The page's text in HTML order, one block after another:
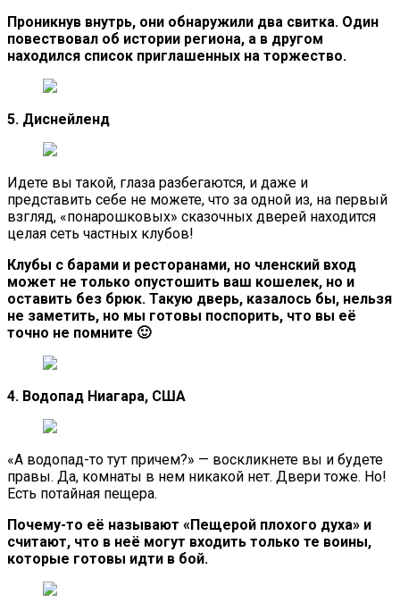
Проникнув внутрь, они обнаружили два свитка. Один
повествовал об истории региона, а в другом
находился список приглашенных на торжество.
5. Диснейленд
Идете вы такой, глаза разбегаются, и даже и
представить себе не можете, что за одной из, на первый
взгляд, «понарошковых» сказочных дверей находится
целая сеть частных клубов!
Клубы с барами и ресторанами, но членский вход
может не только опустошить ваш кошелек, но и
оставить без брюк. Такую дверь, казалось бы, нельзя
не заметить, но мы готовы поспорить, что вы её
точно не помните 🙂
4. Водопад Ниагара, США
«А водопад-то тут причем?» — воскликнете вы и будете
правы. Да, комнаты в нем никакой нет. Двери тоже. Но!
Есть потайная пещера.
Почему-то её называют «Пещерой плохого духа» и
считают, что в неё могут входить только те воины,
которые готовы идти в бой.